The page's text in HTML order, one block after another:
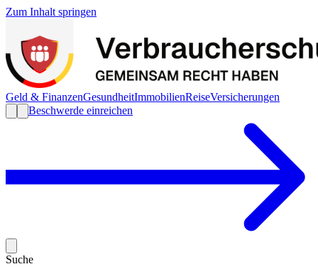
Zum Inhalt springen
Geld & FinanzenGesundheitImmobilienReiseVersicherungen
Beschwerde einreichen
Suche